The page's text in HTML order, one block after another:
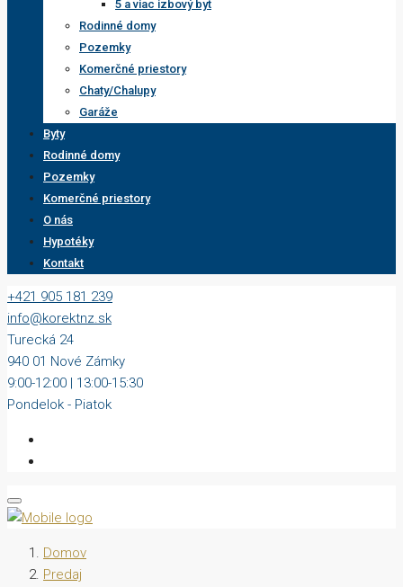
5 a viac izbový byt
Rodinné domy
Pozemky
Komerčné priestory
Chaty/Chalupy
Garáže
Byty
Rodinné domy
Pozemky
Komerčné priestory
O nás
Hypotéky
Kontakt
+421 905 181 239
info@korektnz.sk
Turecká 24
940 01 Nové Zámky
9:00-12:00 | 13:00-15:30
Pondelok - Piatok
Domov
Predaj